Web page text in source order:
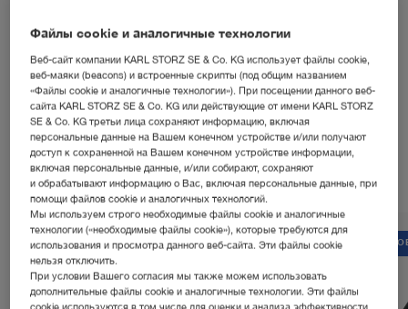
В ФОКУСЕ
Ведущие разработки
НОВИНКА
Файлы cookie и аналогичные технологии
Веб-сайт компании KARL STORZ SE & Co. KG использует файлы cookie,
веб-маяки (beacons) и встроенные скрипты (под общим названием
«Файлы cookie и аналогичные технологии»). При посещении данного веб-
сайта KARL STORZ SE & Co. KG или действующие от имени KARL STORZ
SE & Co. KG третьи лица сохраняют информацию, включая
персональные данные на Вашем конечном устройстве и/или получают
доступ к сохраненной на Вашем конечном устройстве информации,
включая персональные данные, и/или собирают, сохраняют
и обрабатывают информацию о Вас, включая персональные данные, при
помощи файлов cookie и аналогичных технологий.
Мы используем строго необходимые файлы cookie и аналогичные
технологии («необходимые файлы cookie»), которые требуются для
использования и просмотра данного веб-сайта. Эти файлы cookie
нельзя отключить.
При условии Вашего согласия мы также можем использовать
дополнительные файлы cookie и аналогичные технологии. Эти файлы